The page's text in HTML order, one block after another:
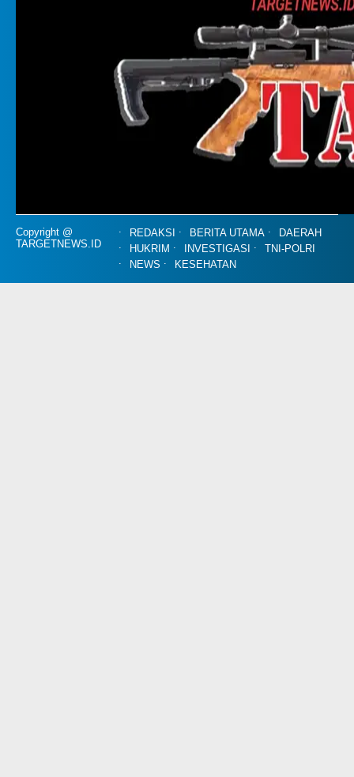
Copyright @
TARGETNEWS.ID
REDAKSI BERITA UTAMA
DAERAH
HUKRIM
INVESTIGASI
TNI-POLRI
NEWS
KESEHATAN